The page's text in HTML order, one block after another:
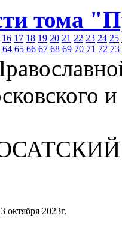
тома
16 17 18 19 20 21 22 23 24 25
64 65 66 67 68 69 70 71 72 73
октября 2023г.